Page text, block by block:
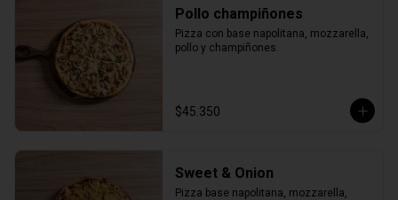
Pollo champiñones
Pizza con base napolitana, mozzarella,
pollo y champiñones.
$45.350
Sweet & Onion
Pizza base napolitana, mozzarella,